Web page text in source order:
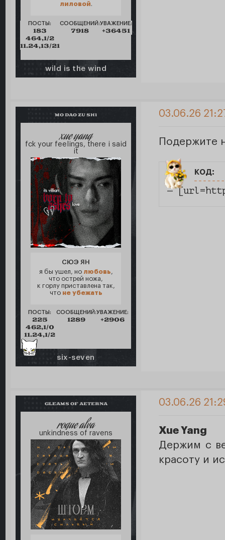
лиловой.
ПОСТЫ:
183
464,1/2
11.24,13/21
СООБЩЕНИЙ:
7918
УВАЖЕНИЕ:
+36451
wild is the wind
MO DAO ZU SHI
xue yang
fck your feelings, there i said
it
СЮЭ ЯН
я бы ушел, но любовь,
что острей ножа,
к горлу приставлена так,
что не убежать
ПОСТЫ:
225
462,1/0
11.24,1/2
СООБЩЕНИЙ:
1289
УВАЖЕНИЕ:
+2906
six-seven
03.06.26
Подержите
код:
—
GLEAMS OF AETERNA
roque alva
unkindness of ravens
03.06.26
Xue Yang
Держим с
красоту и